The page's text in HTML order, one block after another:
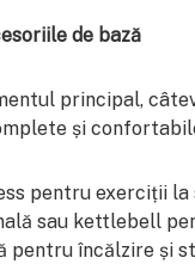
de bază
principal,
și
pentru exerciții la
sau kettlebell
pentru încălzire și